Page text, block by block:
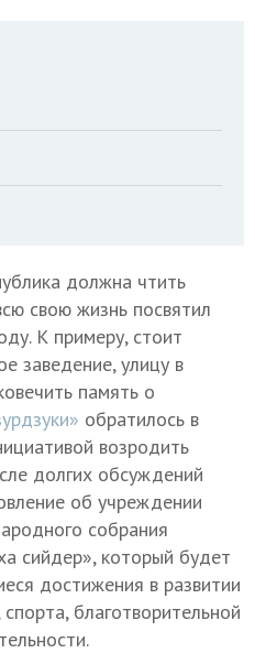
должна чтить
свою жизнь посвятил
К примеру, стоит
заведение, улицу в
память о
обратилось в
возродить
долгих обсуждений
об учреждении
собрания
сийдер», который будет
достижения в развитии
спорта, благотворительной